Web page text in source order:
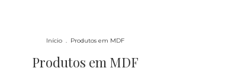
Início . Produtos em MDF
Produtos em MDF